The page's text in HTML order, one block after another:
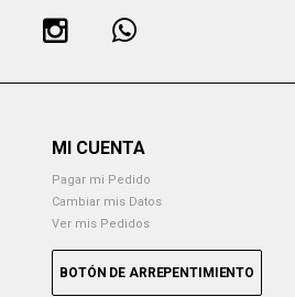
MI CUENTA
Pagar mi Pedido
Cambiar mis Datos
Ver mis Pedidos
BOTÓN DE ARREPENTIMIENTO